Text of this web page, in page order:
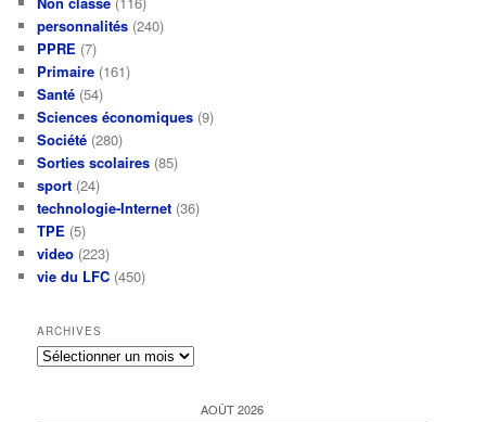
personnalités (240)
PPRE (7)
Primaire (161)
Santé (54)
Sciences économiques (9)
Société (280)
Sorties scolaires (85)
sport (24)
technologie-Internet (36)
TPE (5)
video (223)
vie du LFC (450)
ARCHIVES
Archives
AOÛT 2026